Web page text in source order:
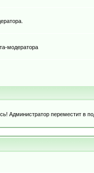
модератора
Администратор переместит в